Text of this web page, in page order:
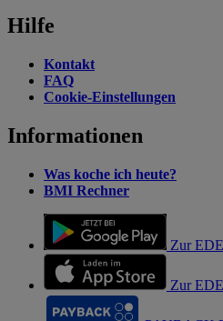
Hilfe
Kontakt
FAQ
Cookie-Einstellungen
Informationen
Was koche ich heute?
BMI Rechner
Zur
Zur